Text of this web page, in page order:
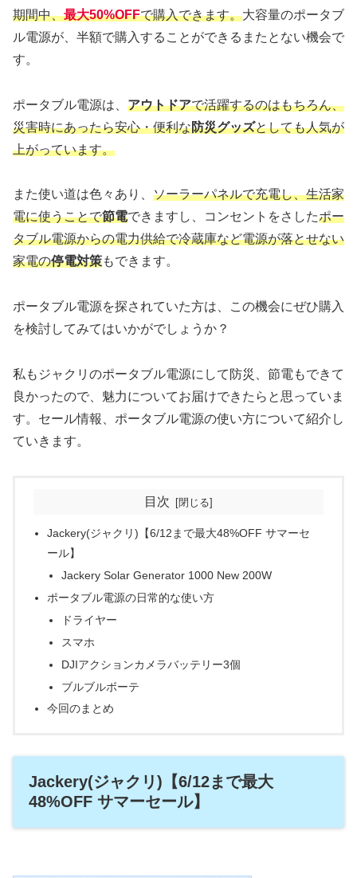
期間中、最大50%OFFで購入できます。大容量のポータブ
ル電源が、半額で購入することができるまたとない機会で
す。
ポータブル電源は、 アウトドアで活躍するのはもちろん、
災害時にあったら安心・便利な防災グッズとしても人気が
上がっています。
また使い道は色々あり、 ソーラーパネルで充電し、生活家
電に使うことで節電できますし、コンセントをさしたポー
タブル電源からの電力供給で冷蔵庫など電源が落とせない
家電の停電対策もできます。
ポータブル電源を探されていた方は、この機会にぜひ購入
を検討してみてはいかがでしょうか？
私もジャクリのポータブル電源にして防災、節電もできて
良かったので、魅力についてお届けできたらと思っていま
す。セール情報、ポータブル電源の使い方について紹介し
ていきます。
目次
Jackery(ジャクリ)【6/12まで最大48%OFF サマーセ
ール】
Jackery Solar Generator 1000 New 200W
ポータブル電源の日常的な使い方
ドライヤー
スマホ
DJIアクションカメラバッテリー3個
ブルブルボーテ
今回のまとめ
Jackery(ジャクリ)【6/12まで最大
48%OFF サマーセール】